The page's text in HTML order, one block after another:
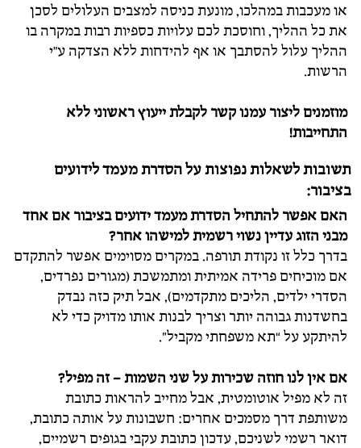
או מעכבות במהלכו, מונעת כניסה למצבים העלולים לסכן
את כל ההליך, וחוסכת לכם עלויות כספיות רבות במקרה בו
ההליך עלול להסתבך או אף להידחות ללא הצדקה ע"י
הרשות.
מוזמנים ליצור עמנו קשר לקבלת ייעוץ ראשוני ללא
התחייבות!
תשובות לשאלות נפוצות על הסדרת מעמד לידועים
בציבור:
האם אפשר להתחיל הסדרת מעמד ידועים בציבור אם אחד
מבני הזוג עדיין נשוי רשמית למישהו אחר?
בדרך כלל זו נקודת תורפה. במקרים מסוימים אפשר להתקדם
אם מוכיחים פרידה אמיתית ומתמשכת (מגורים נפרדים,
הסדרי ילדים, הליכים מתקדמים), אבל תיק כזה נבדק
בחשדנות גבוהה יותר וצריך לבנות אותו מדויק כדי לא
להיתקע על “תא משפחתי מקביל”.
אם אין לנו חוזה שכירות על שני השמות – זה מפיל?
זה לא מפיל אוטומטית, אבל מחייב להראות כתובת
משותפת דרך מסמכים אחרים: חשבונות על אותה כתובת,
דואר רשמי לשניכם, עדכון כתובת עקבי בגופים רשמיים,